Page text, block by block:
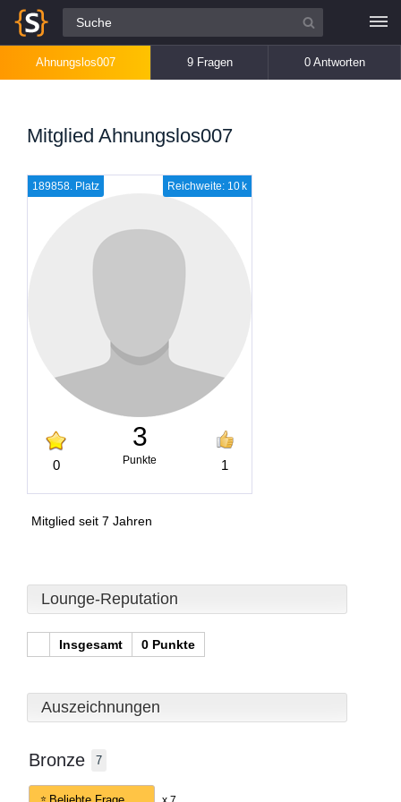
Alle Fragen
Ahnungslos007 9 Fragen 0 Antworten
Mitglied Ahnungslos007
Reichweite: 10 k
189858. Platz
0
3
Punkte 1
Mitglied seit 7 Jahren
Lounge-Reputation
Insgesamt 0 Punkte
Auszeichnungen
Bronze 7